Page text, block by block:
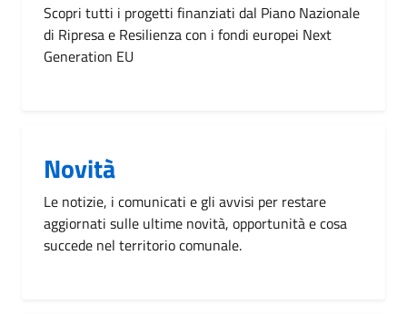
Scopri tutti i progetti finanziati dal Piano Nazionale
di Ripresa e Resilienza con i fondi europei Next
Generation EU
Novità
Le notizie, i comunicati e gli avvisi per restare
aggiornati sulle ultime novità, opportunità e cosa
succede nel territorio comunale.